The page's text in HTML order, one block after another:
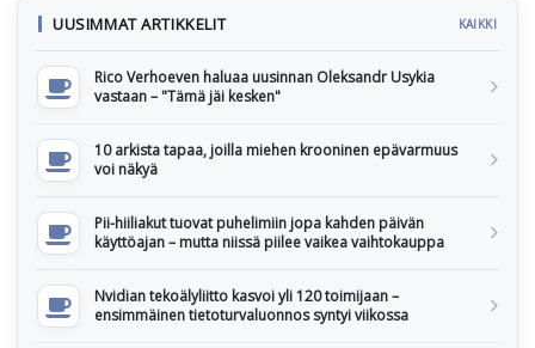
UUSIMMAT ARTIKKELIT KAIKKI
Rico Verhoeven haluaa uusinnan Oleksandr Usykia
vastaan – "Tämä jäi kesken"
10 arkista tapaa, joilla miehen krooninen epävarmuus
voi näkyä
Pii-hiiliakut tuovat puhelimiin jopa kahden päivän
käyttöajan – mutta niissä piilee vaikea vaihtokauppa
Nvidian tekoälyliitto kasvoi yli 120 toimijaan –
ensimmäinen tietoturvaluonnos syntyi viikossa